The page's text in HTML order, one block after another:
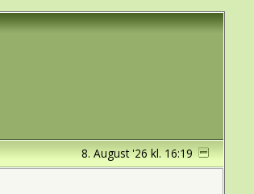
8. August '26 kl. 16:19